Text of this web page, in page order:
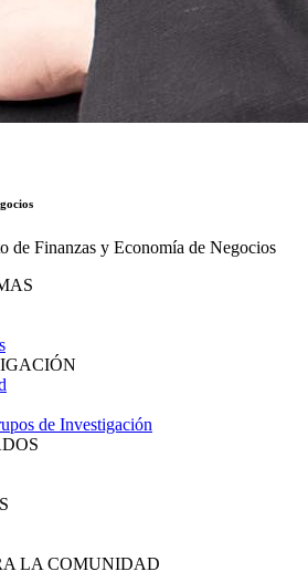
de Finanzas y Economía de Negocios
de Investigación
LA COMUNIDAD